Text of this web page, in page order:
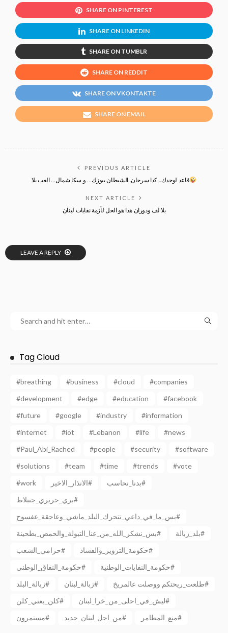
SHARE ON PINTEREST
SHARE ON LINKEDIN
SHARE ON TUMBLR
SHARE ON REDDIT
SHARE ON VKONTAKTE
SHARE ON EMAIL
PREVIOUS ARTICLE
قاعد لوحدك.. كدا سرحان..الشيطان بيوزك… و سكا شمال… العب يلا
NEXT ARTICLE
بلا لف ودوران ‏هذا هو الحل لأزمة نفايات لبنان
LEAVE A REPLY
Tag Cloud
#breathing #business #cloud
#companies
#development
#edge #education
#facebook
#future
#google #industry
#information
#internet
#iot #Lebanon #life
#news
#Paul_Abi_Rached
#people #security
#software
#solutions
#team #time #trends
#vote
#work
الانذار_الاخير#
بدنا_نحاسب#
بري_حريري_جنبلاط#
بس_ما_في_داعي_نتحرك_البلد_ماشي_وعاجقة_عفسوح#
بس_نشكر_الله_من_عنا_التبولة_والحمص_بطحينة#
بلد_زبالة#
حرامي_الشعب#
حكومة_التزوير_والفساد#
حكومة_النفاق_الوطني#
حكومة_النفايات_الوطنية#
زبالة_البلد#
زبالة_لبنان#
طلعت_ريحتكم ووصلت عالمريخ#
كلن_يعني_كلن#
ليش_في_احلى_من_خرا_لبنان#
مستمرون#
من_اجل_لبنان_جديد# منع_المطامر#